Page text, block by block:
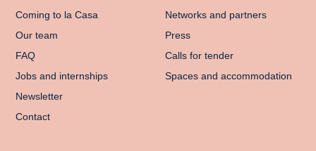
Coming to la Casa
Our team
FAQ
Jobs and internships
Newsletter
Contact
Networks and partners
Press
Calls for tender
Spaces and accommodation